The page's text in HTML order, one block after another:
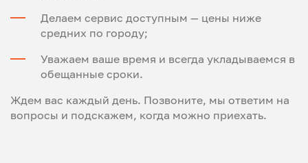
Делаем сервис доступным — цены ниже
средних по городу;
Уважаем ваше время и всегда укладываемся в
обещанные сроки.
Ждем вас каждый день. Позвоните, мы ответим на
вопросы и подскажем, когда можно приехать.